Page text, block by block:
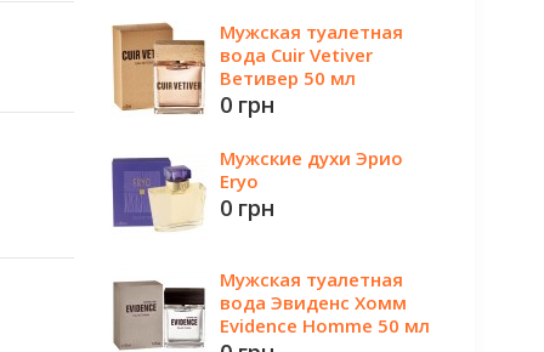
Мужская туалетная
вода Cuir Vetiver
Ветивер 50 мл
0 грн
Мужские духи Эрио
Eryo
0 грн
Мужская туалетная
вода Эвиденс Хомм
Evidence Homme 50 мл